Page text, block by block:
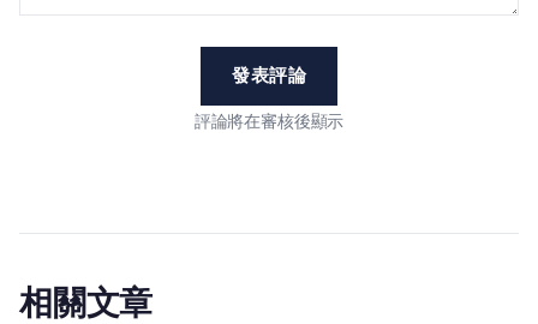
發表評論
評論將在審核後顯示
相關文章